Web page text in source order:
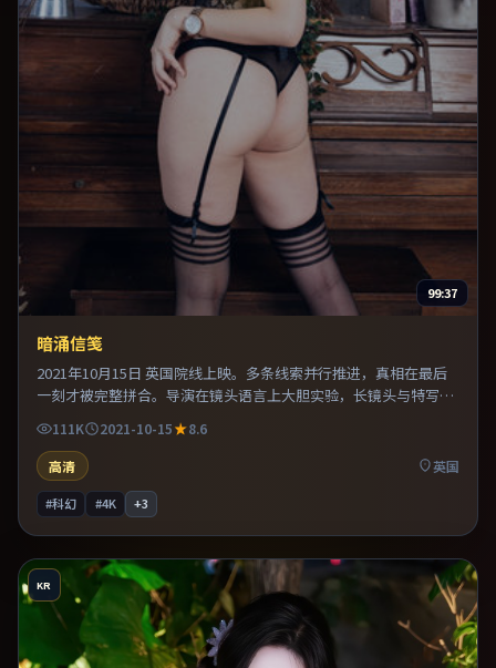
99:37
暗涌信笺
2021年10月15日 英国院线上映。多条线索并行推进，真相在最后
一刻才被完整拼合。导演在镜头语言上大胆实验，长镜头与特写交
替强化压迫感。既有类型片爽感，也保留作者表达，口碑潜力不
俗。
111K 2021-10-15
8.6
高清
英国
#科幻 #4K +3
KR